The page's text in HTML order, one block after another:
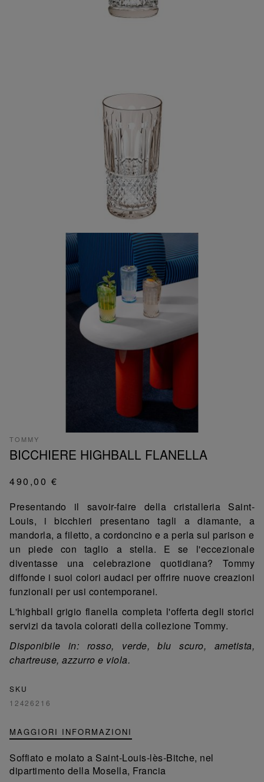
TOMMY
BICCHIERE HIGHBALL FLANELLA
490,00 €
Presentando il savoir-faire della cristalleria Saint-
Louis, i bicchieri presentano tagli a diamante, a
mandorla, a filetto, a cordoncino e a perla sul parison e
un piede con taglio a stella. E se l'eccezionale
diventasse una celebrazione quotidiana? Tommy
diffonde i suoi colori audaci per offrire nuove creazioni
funzionali per usi contemporanei.
L'highball grigio flanella completa l'offerta degli storici
servizi da tavola colorati della collezione Tommy.
Disponibile in: rosso, verde, blu scuro, ametista,
chartreuse, azzurro e viola.
SKU
12426216
MAGGIORI INFORMAZIONI
Soffiato e molato a Saint-Louis-lès-Bitche, nel
dipartimento della Mosella, Francia